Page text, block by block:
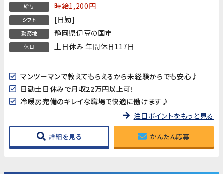
給与 時給1,200円
シフト [日勤]
勤務地 静岡県伊豆の国市
休日 土日休み 年間休日117日
マンツーマンで教えてもらえるから未経験からでも安心♪
日勤土日休みで月収22万円以上可!
冷暖房完備のキレイな職場で快適に働けます♪
注目ポイントをもっと見る
詳細を見る かんたん応募